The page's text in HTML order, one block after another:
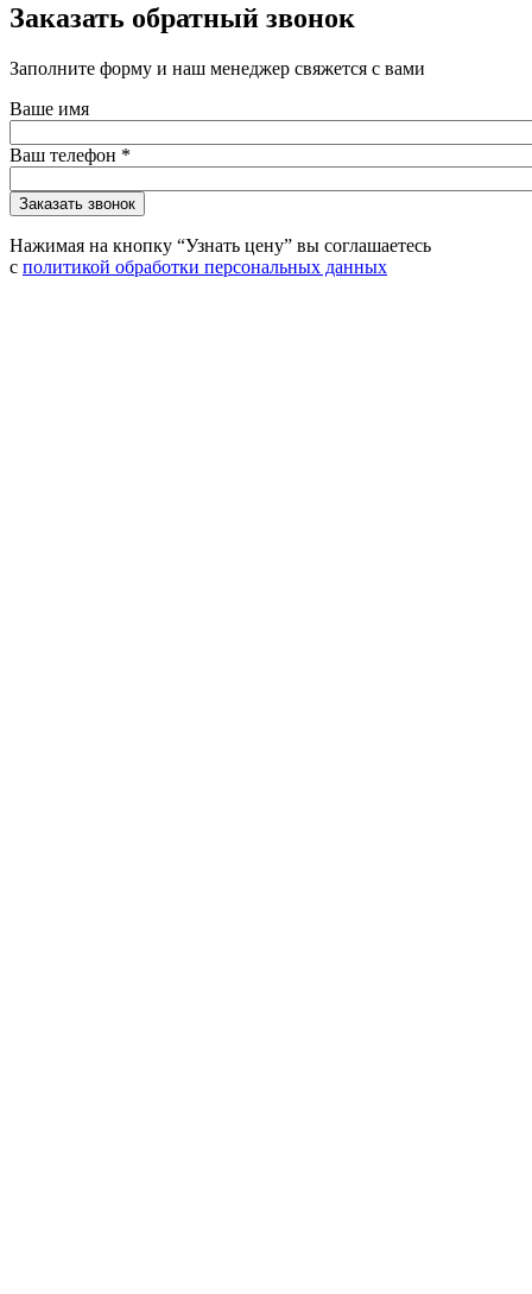
Заказать обратный звонок
Заполните форму и наш менеджер свяжется с вами
Ваше имя
Ваш телефон *
Нажимая на кнопку “Узнать цену” вы соглашаетесь
с политикой обработки персональных данных